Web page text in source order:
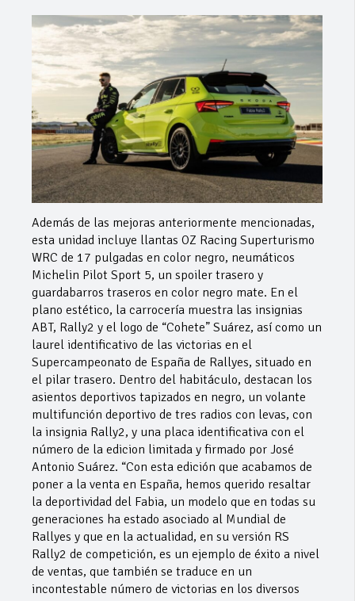
Además de las mejoras anteriormente mencionadas,
esta unidad incluye llantas OZ Racing Superturismo
WRC de 17 pulgadas en color negro, neumáticos
Michelin Pilot Sport 5, un spoiler trasero y
guardabarros traseros en color negro mate. En el
plano estético, la carrocería muestra las insignias
ABT, Rally2 y el logo de “Cohete” Suárez, así como un
laurel identificativo de las victorias en el
Supercampeonato de España de Rallyes, situado en
el pilar trasero. Dentro del habitáculo, destacan los
asientos deportivos tapizados en negro, un volante
multifunción deportivo de tres radios con levas, con
la insignia Rally2, y una placa identificativa con el
número de la edicion limitada y firmado por José
Antonio Suárez. “Con esta edición que acabamos de
poner a la venta en España, hemos querido resaltar
la deportividad del Fabia, un modelo que en todas su
generaciones ha estado asociado al Mundial de
Rallyes y que en la actualidad, en su versión RS
Rally2 de competición, es un ejemplo de éxito a nivel
de ventas, que también se traduce en un
incontestable número de victorias en los diversos